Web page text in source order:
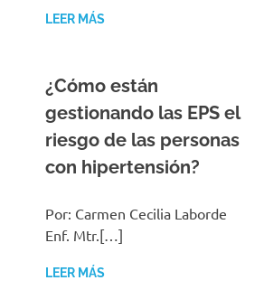
LEER MÁS
¿Cómo están
gestionando las EPS el
riesgo de las personas
con hipertensión?
Por: Carmen Cecilia Laborde
Enf. Mtr.[…]
LEER MÁS